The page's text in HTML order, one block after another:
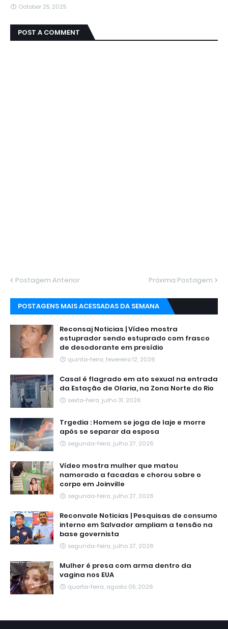
October 25, 2025
POST A COMMENT
Postagem Anterior Próxima Postagem
POSTAGENS MAIS ACESSADAS DA SEMANA
Reconsaj Noticias | Vídeo mostra
estuprador sendo estuprado com frasco
de desodorante em presídio
quinta-feira, fevereiro 12, 2026
Casal é flagrado em ato sexual na entrada
da Estação de Olaria, na Zona Norte do Rio
sexta-feira, julho 31, 2026
Trgedia : Homem se joga de laje e morre
após se separar da esposa
segunda-feira, julho 27, 2026
Vídeo mostra mulher que matou
namorado a facadas e chorou sobre o
corpo em Joinville
segunda-feira, julho 27, 2026
Reconvale Noticias | Pesquisas de consumo
interno em Salvador ampliam a tensão na
base governista
segunda-feira, julho 27, 2026
Mulher é presa com arma dentro da
vagina nos EUA
quarta-feira, agosto 05, 2026